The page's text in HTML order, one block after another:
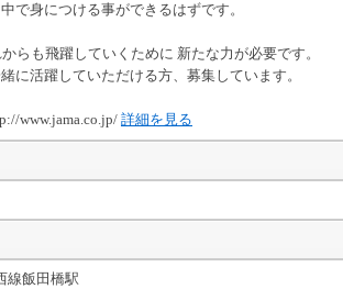
で身につける事ができるはずです。
らも飛躍していくために 新たな力が必要です。
に活躍していただける方、募集しています。
www.jama.co.jp/ 詳細を見る
線飯田橋駅